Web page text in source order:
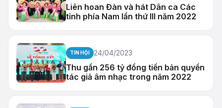
Liên hoan Đàn và hát Dân ca Các
tỉnh phía Nam lần thứ III năm 2022
TIN HỘI 24/04/2023
Thu gần 256 tỷ đồng tiền bản quyền
tác giả âm nhạc trong năm 2022